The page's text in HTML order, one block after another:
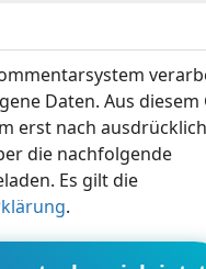
Daten. Aus diesem
erst nach
die nachfolgende
Es gilt die
.